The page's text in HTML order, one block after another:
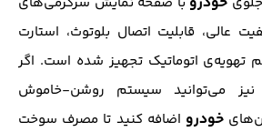
عالی، قابلیت اتصال بلوتوث، استارت
اتوماتیک تجهیز شده است. اگر
نیز می‌توانید سیستم روشن-خاموش
خودرو اضافه کنید تا مصرف سوخت